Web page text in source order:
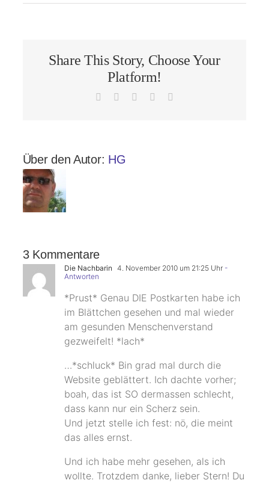
Share This Story, Choose Your
Platform!
Facebook LinkedInPinterest
Über den Autor: HG
3 Kommentare
Die Nachbarin 4. November 2010 um 21:25 Uhr-
Antworten
*Prust* Genau DIE Postkarten habe ich
im Blättchen gesehen und mal wieder
am gesunden Menschenverstand
gezweifelt! *lach*
…*schluck* Bin grad mal durch die
Website geblättert. Ich dachte vorher;
boah, das ist SO dermassen schlecht,
dass kann nur ein Scherz sein.
Und jetzt stelle ich fest: nö, die meint
das alles ernst.
Und ich habe mehr gesehen, als ich
wollte. Trotzdem danke, lieber Stern! Du